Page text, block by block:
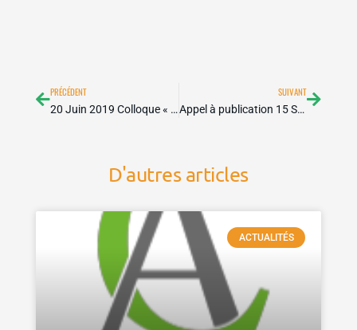
PRÉCÉDENT
20 Juin 2019 Colloque « Transformations et mutations sociétales, rapport au travail, des outils collaboratifs au service : du développement social, économique et territorial »
SUIVANT
Appel à publication 15 Septembre 2019 – Revue Théma
D'autres articles
ACTUALITÉS